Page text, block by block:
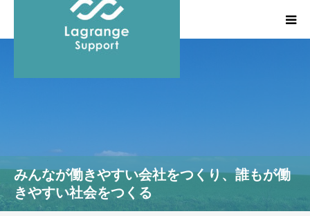
みんなが働きやすい会社をつくり、誰もが働
きやすい社会をつくる
執筆・登壇などの実績